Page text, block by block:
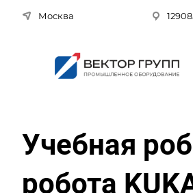
Москва
Учебная
робота